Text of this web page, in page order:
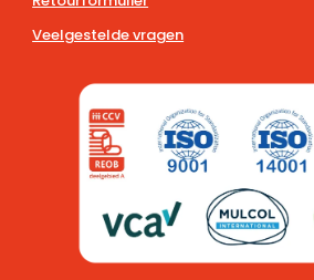
Veelgestelde vragen